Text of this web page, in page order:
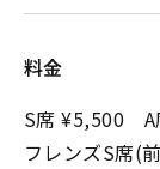
料金
S席 ¥5,500 A
フレンズS席(